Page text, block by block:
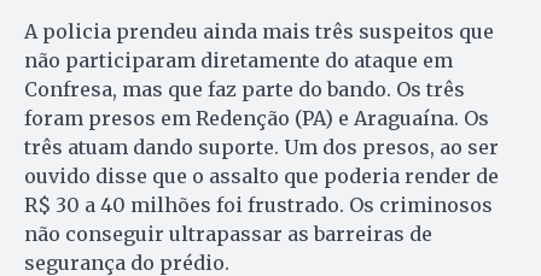
A policia prendeu ainda mais três suspeitos que
não participaram diretamente do ataque em
Confresa, mas que faz parte do bando. Os três
foram presos em Redenção (PA) e Araguaína. Os
três atuam dando suporte. Um dos presos, ao ser
ouvido disse que o assalto que poderia render de
R$ 30 a 40 milhões foi frustrado. Os criminosos
não conseguir ultrapassar as barreiras de
segurança do prédio.